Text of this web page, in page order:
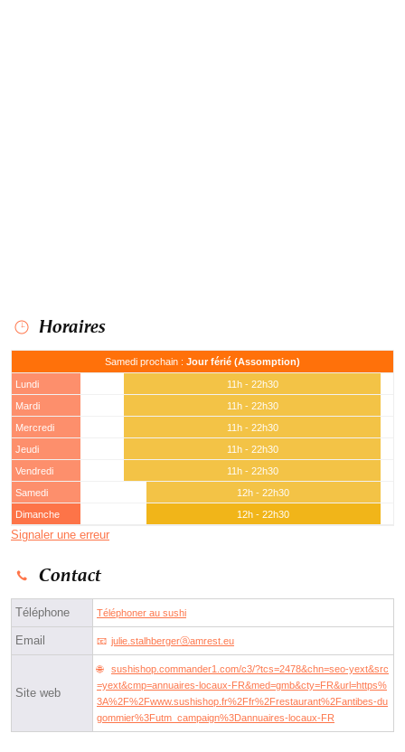
Horaires
Samedi prochain : Jour férié (Assomption)
Lundi
11h - 22h30
Mardi
11h - 22h30
Mercredi
11h - 22h30
Jeudi
11h - 22h30
Vendredi
11h - 22h30
Samedi
12h - 22h30
Dimanche
12h - 22h30
Signaler une erreur
Contact
Téléphone Téléphoner au sushi
Email julie.stalhbergerⓐamrest.eu
Site web
sushishop.commander1.com/c3/?tcs=2478&chn=seo-yext&src
=yext&cmp=annuaires-locaux-FR&med=gmb&cty=FR&url=https%
3A%2F%2Fwww.sushishop.fr%2Ffr%2Frestaurant%2Fantibes-du
gommier%3Futm_campaign%3Dannuaires-locaux-FR